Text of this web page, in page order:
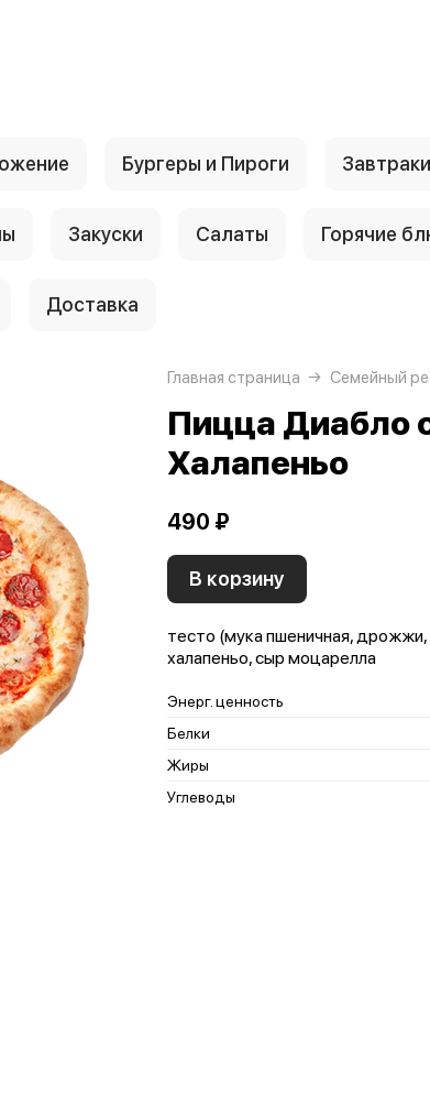
Бургеры и Пироги Завтраки
Закуски Салаты Горячие
Доставка
Главная страница Семейный
Пицца Диабло
Халапеньо
490 ₽
В корзину
тесто (мука пшеничная, дрожжи,
халапеньо, сыр моцарелла
Энерг. ценность
Белки
Жиры
Углеводы